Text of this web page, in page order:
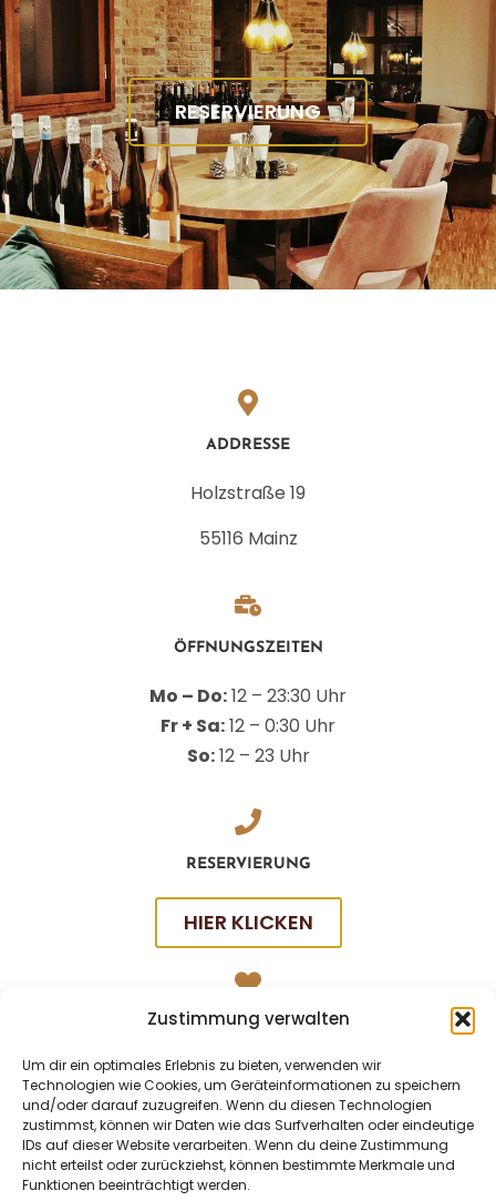
Zustimmung verwalten
Um dir ein optimales Erlebnis zu bieten, verwenden wir
Technologien wie Cookies, um Geräteinformationen zu speichern
und/oder darauf zuzugreifen. Wenn du diesen Technologien
zustimmst, können wir Daten wie das Surfverhalten oder eindeutige
IDs auf dieser Website verarbeiten. Wenn du deine Zustimmung
nicht erteilst oder zurückziehst, können bestimmte Merkmale und
Funktionen beeinträchtigt werden.
RESERVIERUNG
ADDRESSE
Holzstraße 19
55116 Mainz
ÖFFNUNGSZEITEN
Mo – Do:12 – 23:30 Uhr
Fr + Sa:12 – 0:30 Uhr
So:12 – 23 Uhr
RESERVIERUNG
HIER KLICKEN
SOCIAL